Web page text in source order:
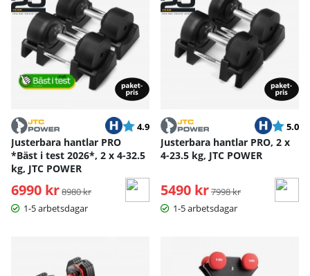
Betyg:
4.9 utav 5 stjärnor
Justerbara hantlar PRO
*Bäst i test 2026*, 2 x 4-32.5
kg, JTC POWER
6990 kr Ordinarie pris:
8980 kr
1-5 arbetsdagar
Betyg:
5.0
Justerbara hantlar PRO, 2 x
4-23.5 kg, JTC POWER
5490 krOrdinarie pris:
7998 kr
1-5 arbetsdagar